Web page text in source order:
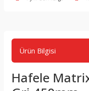
Ürün Bilgisi
Hafele